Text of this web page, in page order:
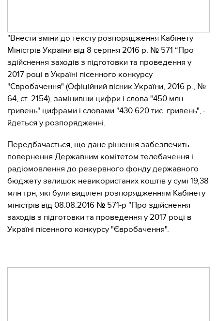
"Внести зміни до тексту розпорядження Кабінету
Міністрів України від 8 серпня 2016 р. № 571 “Про
здійснення заходів з підготовки та проведення у
2017 році в Україні пісенного конкурсу
"Євробачення" (Офіційний вісник України, 2016 р., №
64, ст. 2154), замінивши цифри і слова "450 млн
гривень" цифрами і словами "430 620 тис. гривень", -
йдеться у розпорядженні.
Передбачається, що дане рішення забезпечить
повернення Державним комітетом телебачення і
радіомовлення до резервного фонду державного
бюджету залишок невикористаних коштів у сумі 19,38
млн грн, які були виділені розпорядженням Кабінету
міністрів від 08.08.2016 № 571-р "Про здійснення
заходів з підготовки та проведення у 2017 році в
Україні пісенного конкурсу "Євробачення".